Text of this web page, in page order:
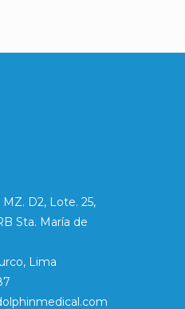
D2, Lote. 25,
Sta. María de
Lima